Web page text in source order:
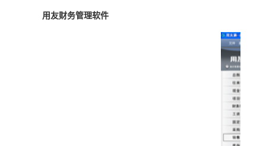
用友财务管理软件